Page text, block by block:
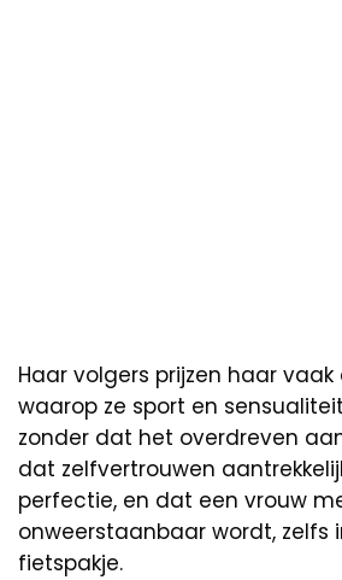
Haar volgers prijzen haar
waarop ze sport en
zonder dat het overdreven
dat zelfvertrouwen
perfectie, en dat een vrouw
onweerstaanbaar wordt, zelfs
fietspakje.